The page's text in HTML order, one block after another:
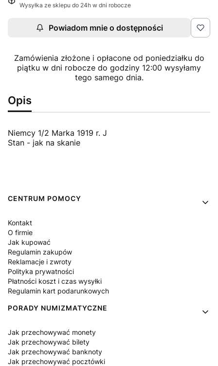
Wysyłka ze sklepu do 24h w dni robocze
Powiadom mnie o dostępności
Zamówienia złożone i opłacone od poniedziałku do
piątku w dni robocze do godziny 12:00 wysyłamy
tego samego dnia.
Opis
Niemcy 1/2 Marka 1919 r. J
Stan - jak na skanie
Linki w stopce
CENTRUM POMOCY
Kontakt
O firmie
Jak kupować
Regulamin zakupów
Reklamacje i zwroty
Polityka prywatności
Płatności koszt i czas wysyłki
Regulamin kart podarunkowych
PORADY NUMIZMATYCZNE
Jak przechowywać monety
Jak przechowywać bilety
Jak przechowywać banknoty
Jak przechowywać pocztówki